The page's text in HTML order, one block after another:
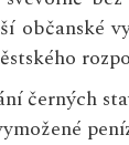
občanské
černých